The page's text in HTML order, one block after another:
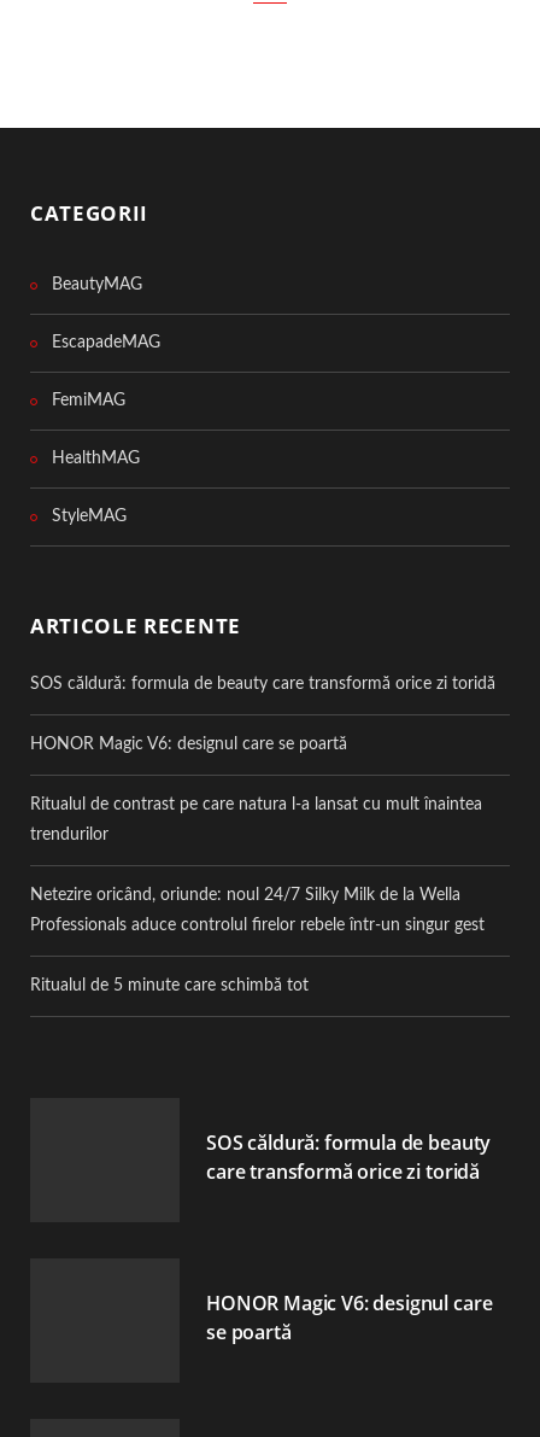
CATEGORII
BeautyMAG
EscapadeMAG
FemiMAG
HealthMAG
StyleMAG
ARTICOLE RECENTE
SOS căldură: formula de beauty care transformă orice zi toridă
HONOR Magic V6: designul care se poartă
Ritualul de contrast pe care natura l-a lansat cu mult înaintea
trendurilor
Netezire oricând, oriunde: noul 24/7 Silky Milk de la Wella
Professionals aduce controlul firelor rebele într-un singur gest
Ritualul de 5 minute care schimbă tot
SOS căldură: formula de beauty
care transformă orice zi toridă
HONOR Magic V6: designul care
se poartă